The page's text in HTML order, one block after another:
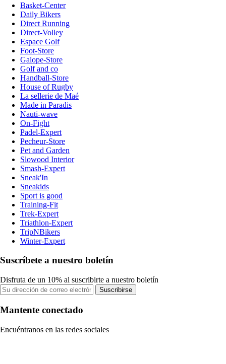
Basket-Center
Daily Bikers
Direct Running
Direct-Volley
Espace Golf
Foot-Store
Galope-Store
Golf and co
Handball-Store
House of Rugby
La sellerie de Maé
Made in Paradis
Nauti-wave
On-Fight
Padel-Expert
Pecheur-Store
Pet and Garden
Slowood Interior
Smash-Expert
Sneak'In
Sneakids
Sport is good
Training-Fit
Trek-Expert
Triathlon-Expert
TripNBikers
Winter-Expert
Suscríbete a nuestro boletín
Disfruta de un 10% al suscribirte a nuestro boletín
Suscribirse
Mantente conectado
Encuéntranos en las redes sociales